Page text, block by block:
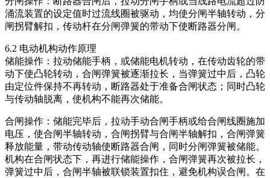
涌流装置的设定值时过流线圈被驱动，均使分闸半轴转动，分
闸拐臂解扣，传动杆在分闸弹簧的带动下使断路器分闸。
6.2 电动机构动作原理
储能操作：拉动储能手柄，或储能电机转动，在传动齿轮的带
动下使凸轮转动，合闸弹簧被逐渐拉长，当弹簧过中后，凸轮
由定位件保持不再转动，断路器处于准备合闸状态；同时凸轮
与传动轴脱离，使机构不能再次储能。
合闸操作：储能完毕后，拉动手动合闸手柄或给合闸线圈施加
电压，使合闸半轴转动，合闸拐臂与合闸半轴解扣，合闸弹簧
释放能量，带动传动轴使断路器合闸，同时分闸弹簧被储能。
机构在合闸状态下，再进行储能操作，合闸弹簧再次被拉长，
弹簧过中后，合闸半轴被联锁装置扣住，避免机构误合闸。在